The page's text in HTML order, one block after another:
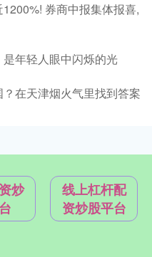
券商中报集体报喜,
年轻人眼中闪烁的光
在天津烟火气里找到答案
炒
线上杠杆配
资炒股平台